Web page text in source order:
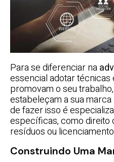
Para se diferenciar na
essencial adotar
promovam o seu
estabeleçam a sua
de fazer isso é
específicas, como direito
resíduos ou
Construindo Uma